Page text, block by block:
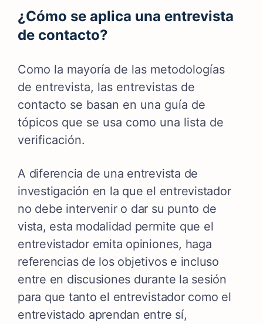
¿Cómo se aplica una entrevista
de contacto?
Como la mayoría de las metodologías
de entrevista, las entrevistas de
contacto se basan en una guía de
tópicos que se usa como una lista de
verificación.
A diferencia de una entrevista de
investigación en la que el entrevistador
no debe intervenir o dar su punto de
vista, esta modalidad permite que el
entrevistador emita opiniones, haga
referencias de los objetivos e incluso
entre en discusiones durante la sesión
para que tanto el entrevistador como el
entrevistado aprendan entre sí,